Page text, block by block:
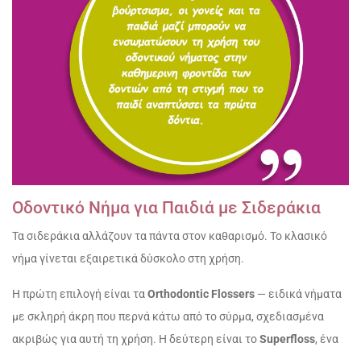
Οδοντικό Νήμα για Παιδιά με Σιδεράκια
Τα σιδεράκια αλλάζουν τα πάντα στον καθαρισμό. Το κλασικό
νήμα γίνεται εξαιρετικά δύσκολο στη χρήση.
Η πρώτη επιλογή είναι τα Orthodontic Flossers — ειδικά νήματα
με σκληρή άκρη που περνά κάτω από το σύρμα, σχεδιασμένα
ακριβώς για αυτή τη χρήση. Η δεύτερη είναι τοSuperfloss, ένα